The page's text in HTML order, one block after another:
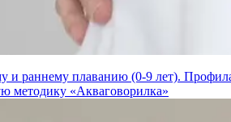
и раннему плаванию (0-9 лет).
методику «Акваговорилка»